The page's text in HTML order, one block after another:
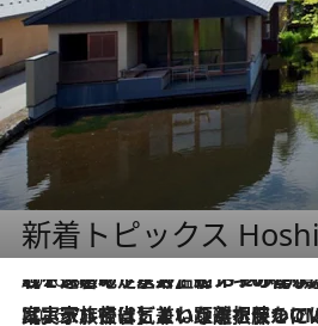
新着トピックス
2026.8.7
【トンボの足水浴】ヒノキの香りに包まれて涼感マックス！約13℃の湧水かけ流しを避暑地「星野温泉 トンボの湯」で体験
2026.7.31
【ホテル帰省】という選択肢をOMOが提案。家族とほどよい距離を保つには「昼は実家、夜は気兼ねなく